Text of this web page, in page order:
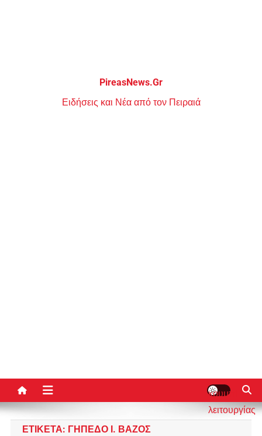
PireasNews.Gr
Ειδήσεις και Νέα από τον Πειραιά
κουμπί
λειτουργίας
ΕΤΙΚΈΤΑ: ΓΉΠΕΔΟ Ι. ΒΆΖΟΣ